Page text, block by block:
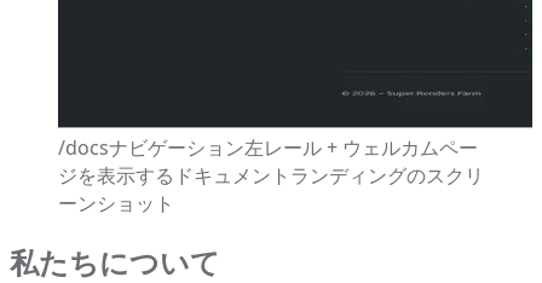
/docsナビゲーション左レール + ウェルカムペー
ジを表示するドキュメントランディングのスクリ
ーンショット
私たちについて